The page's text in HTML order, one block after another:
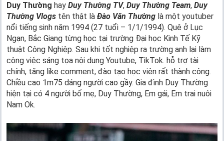
Duy Thường hay Duy Thường TV, Duy Thường Team, Duy
Thường Vlogs tên thật là Đào Văn Thường là một youtuber
nổi tiếng sinh năm 1994 (27 tuổi – 1/1/1994). Quê ở Lục
Ngạn, Bắc Giang từng học tại trường Đại học Kinh Tế Kỹ
thuật Công Nghiệp. Sau khi tốt nghiệp ra trường anh lại làm
công việc sáng tọa nội dung Youtube, TikTok. hỗ trợ tài
chính, tăng like comment, đào tạo học viên rất thành công.
Chiều cao 1m75 dáng người cao gầy. Gia đình Duy Thường
hiện tại có 4 người bố mẹ, Duy Thường, Em gái, Em trai nuôi
Nam Ok.